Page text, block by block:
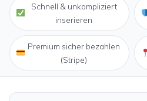
Schnell & unkompliziert
inserieren
Premium sicher bezahlen
(Stripe)